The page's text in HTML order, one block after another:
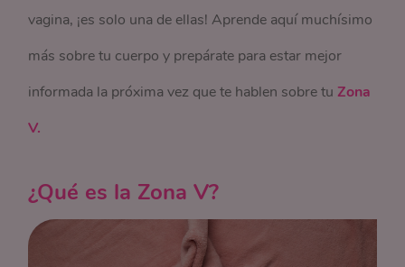
vagina, ¡es solo una de ellas! Aprende aquí muchísimo
más sobre tu cuerpo y prepárate para estar mejor
informada la próxima vez que te hablen sobre tu Zona
V.
¿Qué es la Zona V?